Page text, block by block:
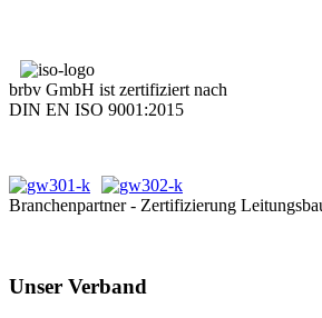
brbv GmbH ist zertifiziert nach
DIN EN ISO 9001:2015
Branchenpartner - Zertifizierung
Unser Verband